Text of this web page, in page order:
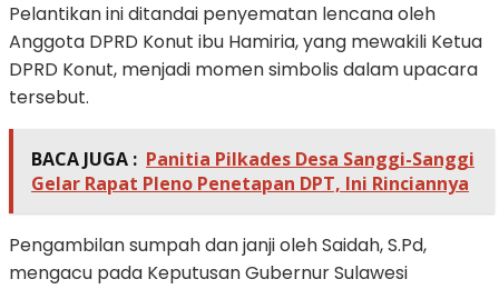
Pelantikan ini ditandai penyematan lencana oleh
Anggota DPRD Konut ibu Hamiria, yang mewakili Ketua
DPRD Konut, menjadi momen simbolis dalam upacara
tersebut.
BACA JUGA : Panitia Pilkades Desa Sanggi-Sanggi
Gelar Rapat Pleno Penetapan DPT, Ini Rinciannya
Pengambilan sumpah dan janji oleh Saidah, S.Pd,
mengacu pada Keputusan Gubernur Sulawesi